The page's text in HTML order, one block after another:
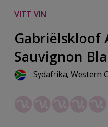
VITT VIN
Gabriëlskloof
Sauvignon
Sydafrika, Western